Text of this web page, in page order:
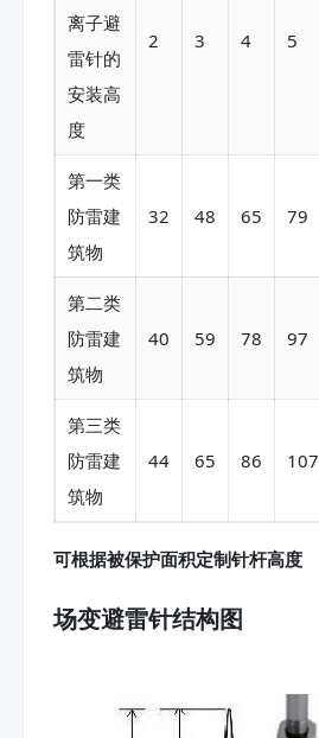
离子避
雷针的
安装高
度
2 3 4 5
第一类
防雷建
筑物
32 48 65 79
第二类
防雷建
筑物
40 59 78 97
第三类
防雷建
筑物
44 65 86 107
可根据被保护面积定制针杆高度
场变避雷针结构图